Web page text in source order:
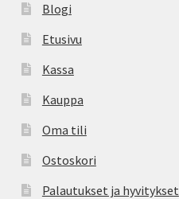
Blogi
Etusivu
Kassa
Kauppa
Oma tili
Ostoskori
Palautukset ja hyvitykset